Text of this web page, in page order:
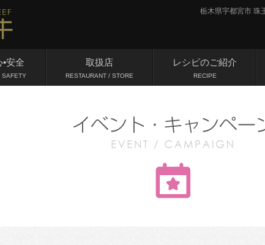
栃木県宇都宮市 珠
安全
SAFETY
取扱店
RESTAURANT / STORE
レシピのご紹介
RECIPE